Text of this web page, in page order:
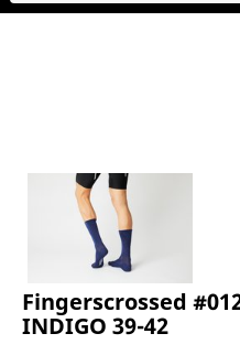
Fingerscrossed
INDIGO 39-42